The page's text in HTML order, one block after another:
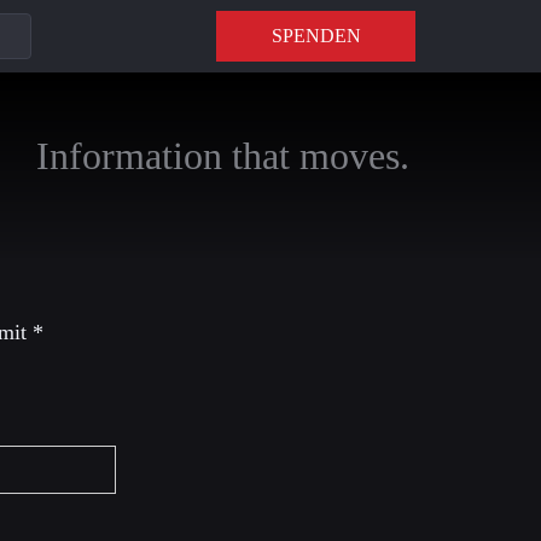
SPENDEN
Information that moves.
*